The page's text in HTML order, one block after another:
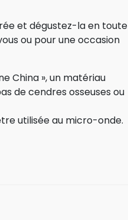
et dégustez-la en toute
ou pour une occasion
China », un matériau
de cendres osseuses ou
utilisée au micro-onde.